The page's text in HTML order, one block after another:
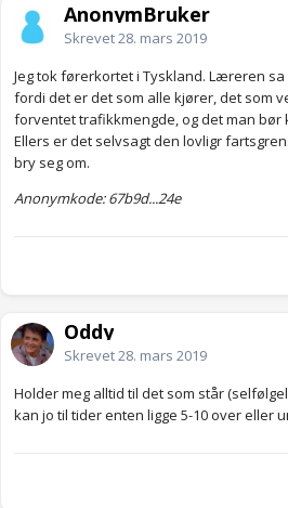
AnonymBruker
Skrevet28. mars 2019
Jeg tok førerkortet i Tyskland. Læreren
fordi det er det som alle kjører, det som
forventet trafikkmengde, og det man bør
Ellers er det selvsagt den lovligr
bry seg om.
Anonymkode: 67b9d...24e
Oddy
Skrevet28. mars 2019
Holder meg alltid til det som står
kan jo til tider enten ligge 5-10 over eller